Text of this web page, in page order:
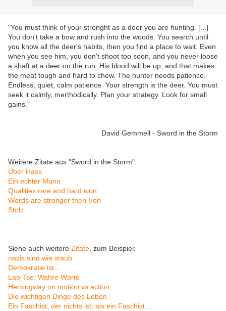
"You must think of your strenght as a deer you are hunting. [...]
You don't take a bow and rush into the woods. You search until
you know all the deer's habits, then you find a place to wait. Even
when you see him, you don't shoot too soon, and you never loose
a shaft at a deer on the run. His blood will be up, and that makes
the meat tough and hard to chew. The hunter needs patience.
Endless, quiet, calm patience. Your strength is the deer. You must
seek it calmly, merthodically. Plan your strategy. Look for small
gains."
David Gemmell - Sword in the Storm
Weitere Zitate aus "Sword in the Storm":
Über Hass
Ein echter Mann
Qualities rare and hard won
Words are stronger then Iron
Stolz
Siehe auch weitere Zitate , zum Beispiel:
nazis sind wie staub
Demokratie ist...
Lao-Tse: Wahre Worte
Hemingway on motion vs action
Die wichtigen Dinge des Leben
Ein Faschist, der nichts ist, als ein Faschist ...